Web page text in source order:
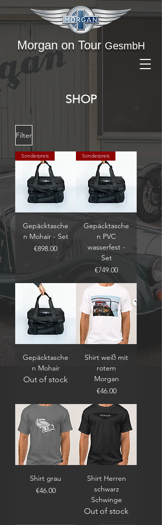
Morgan on Tour GesmbH
SHOP
Filter
Sonderpreis
Gepäcktasche
n Mohair - Set
Price
€898.00
Sonderpreis
Gepäcktasche
n PVC
wasserfest -
Set
Price
€749.00
Gepäcktasche
n Mohair
Out of stock
Shirt weiß mit
rotem
Morgan
Price
€46.00
Shirt grau
Price
€46.00
Shirt Herren
schwarz
Schwinge
Out of stock